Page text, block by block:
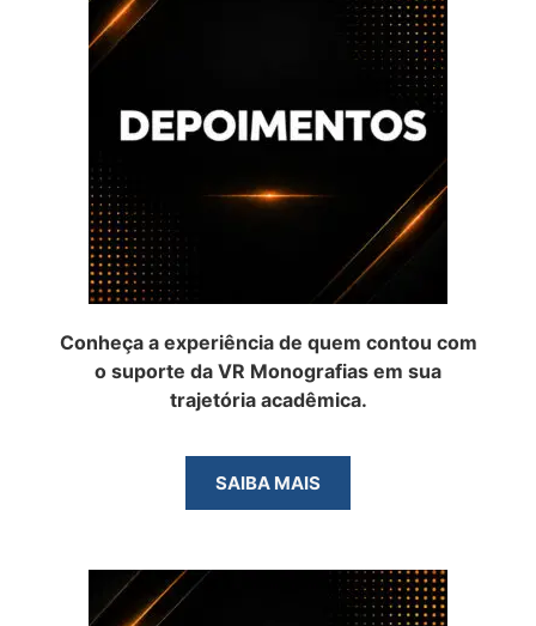
Conheça a experiência de quem contou com
o suporte da VR Monografias em sua
trajetória acadêmica.
SAIBA MAIS